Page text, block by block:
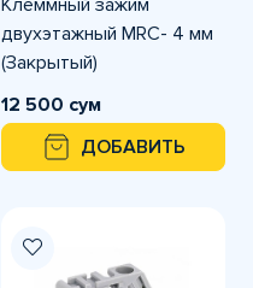
Клеммный зажим
двухэтажный MRС- 4 мм
(Закрытый)
12 500 сум
ДОБАВИТЬ